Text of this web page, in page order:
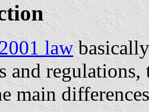
law
and
main